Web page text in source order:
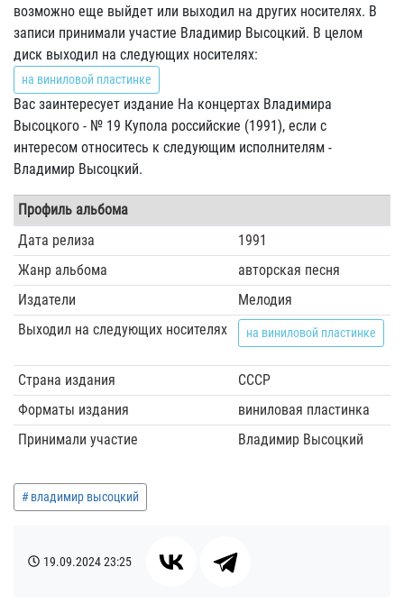
возможно еще выйдет или выходил на других носителях. В
записи принимали участие Владимир Высоцкий. В целом
диск выходил на следующих носителях:
на виниловой пластинке
Вас заинтересует издание На концертах Владимира
Высоцкого - № 19 Купола российские (1991), если с
интересом относитесь к следующим исполнителям -
Владимир Высоцкий.
Профиль альбома
Дата релиза
1991
Жанр альбома
авторская песня
Издатели
Мелодия
Выходил на следующих носителях
на виниловой пластинке
Страна издания
СССР
Форматы издания
виниловая пластинка
Принимали участие
Владимир Высоцкий
владимир высоцкий
19.09.202423:25